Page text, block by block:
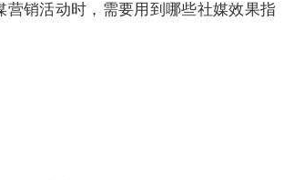
销活动时，需要用到哪些社媒效果指